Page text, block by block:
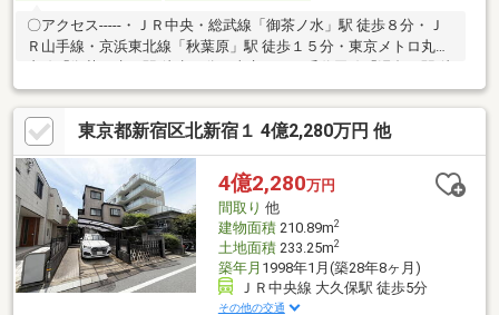
〇アクセス-----・ＪＲ中央・総武線「御茶ノ水」駅 徒歩８分・Ｊ
Ｒ山手線・京浜東北線「秋葉原」駅 徒歩１５分・東京メトロ丸ノ
歩７分・東京メトロ銀座線「末広町」駅 徒歩９分〇セールスポイ
ント----・湯島２丁目アドレス・用途地域：近隣商業地域・建ぺい
率：８０％・容積率：２４０％ ・土地面積：１００．８２㎡
（登記）・建物面積：２４２．８９㎡（登記）・構造：鉄骨造陸
屋根4階建・築年：１９８１年１月築・接道：北西側公道約４．０
ｍ
東京都新宿区北新宿１ 4億2,280万円 他
4億2,280万円
間取り 他
建物面積210.89m2
土地面積233.25m2
築年月 1998年1月(築28年8ヶ月)
ＪＲ中央線 大久保駅 徒歩5分
その他の交通